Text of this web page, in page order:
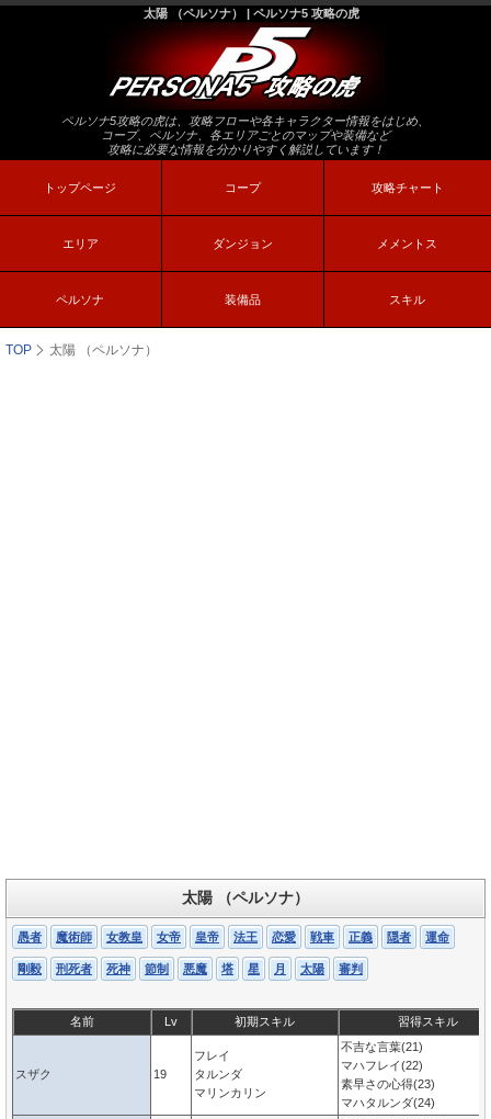
太陽 （ペルソナ） | ペルソナ5 攻略の虎
ペルソナ5攻略の虎は、攻略フローや各キャラクター情報をはじめ、
コープ、ペルソナ、各エリアごとのマップや装備など
攻略に必要な情報を分かりやすく解説しています！
トップページ コープ 攻略チャート
エリア ダンジョン メメントス
ペルソナ 装備品 スキル
TOP 太陽 （ペルソナ）
太陽 （ペルソナ）
愚者 魔術師 女教皇 女帝 皇帝 法王 恋愛 戦車 正義 隠者 運命
剛毅 刑死者 死神 節制 悪魔 塔 星 月 太陽 審判
名前 Lv 初期スキル 習得スキル
スザク 19
フレイ
タルンダ
マリンカリン
不吉な言葉(21)
マハフレイ(22)
素早さの心得(23)
マハタルンダ(24)